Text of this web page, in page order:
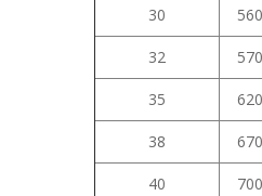
30 560
32 570
35 620
38 670
40 700